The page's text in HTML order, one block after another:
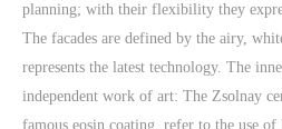
planning; with their flexibility they
The facades are defined by the airy,
represents the latest technology. The
independent work of art: The Zsolnay
famous eosin coating, refer to the use of